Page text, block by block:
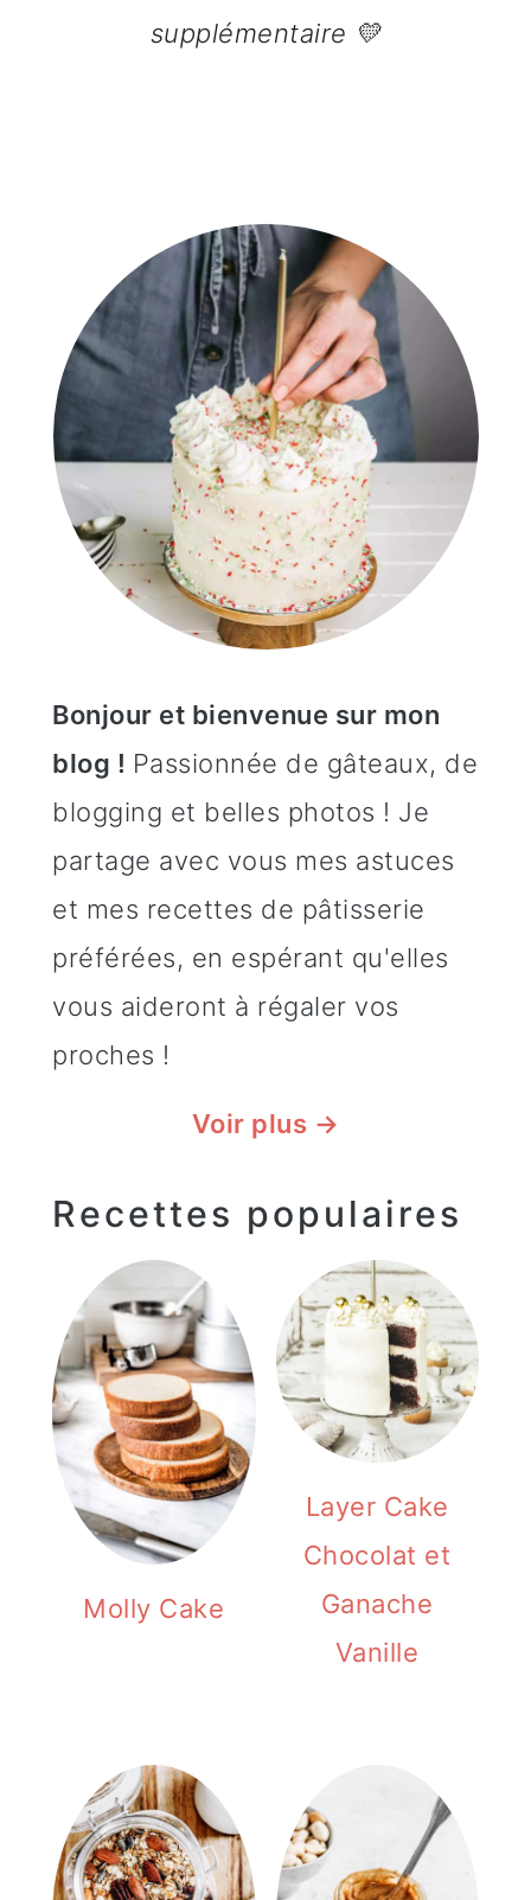
supplémentaire 💛
latérale
principale
Bonjour et bienvenue sur mon
blog ! Passionnée de gâteaux, de
blogging et belles photos ! Je
partage avec vous mes astuces
et mes recettes de pâtisserie
préférées, en espérant qu'elles
vous aideront à régaler vos
proches !
Voir plus →
Recettes populaires
Molly Cake
Layer Cake
Chocolat et
Ganache
Vanille